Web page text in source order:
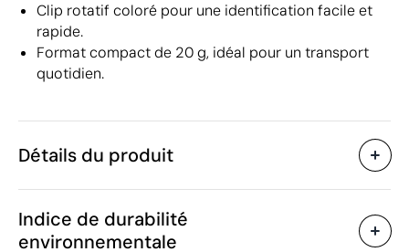
Clip rotatif coloré pour une identification facile et
rapide.
Format compact de 20 g, idéal pour un transport
quotidien.
Détails du produit
Caractéristiques
Code du produit
Indice de durabilité
environnementale